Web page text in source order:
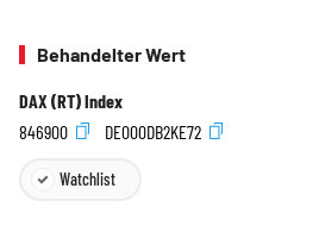
Behandelter Wert
DAX (RT) Index
846900
DE000DB2KE72
Watchlist